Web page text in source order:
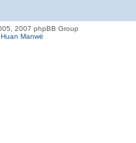
2007 phpBB Group
Huan Manwë